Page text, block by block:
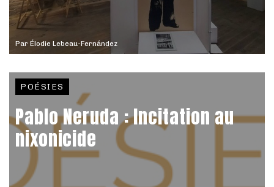
Par Élodie Lebeau-Fernández
POÉSIES
Pablo Neruda : Incitation au
nixonicide